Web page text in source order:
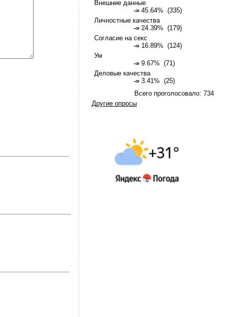
Внешние данные
-» 45.64% (335)
Личностные качества
-» 24.39% (179)
Согласие на секс
-» 16.89% (124)
Ум
-» 9.67% (71)
Деловые качества
-» 3.41% (25)
Всего проголосовало: 734
Другие опросы